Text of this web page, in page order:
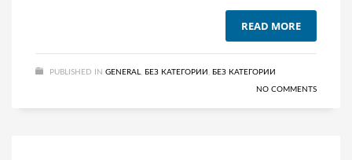
READ MORE
PUBLISHED IN GENERAL БЕЗ КАТЕГОРИИ БЕЗ КАТЕГОРИИ
NO COMMENTS